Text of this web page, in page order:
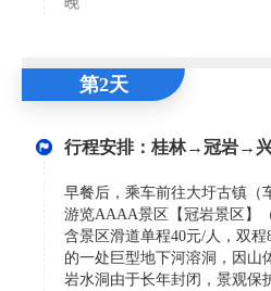
第2天
行程安排：桂林→冠岩→
早餐后，乘车前往大圩古镇（
游览AAAA景区【冠岩景区】
含景区滑道单程40元/人，双
的一处巨型地下河溶洞，因山
岩水洞由于长年封闭，景观保